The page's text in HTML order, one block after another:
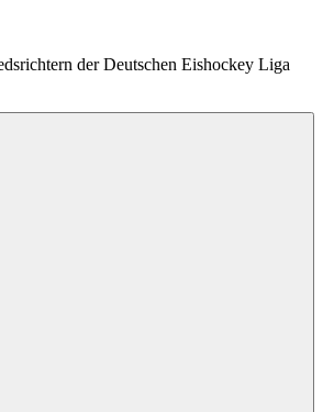
der Deutschen Eishockey Liga